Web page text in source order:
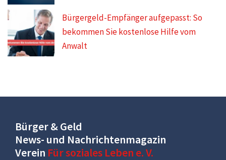
Bürgergeld-Empfänger aufgepasst: So
bekommen Sie kostenlose Hilfe vom
Anwalt
Bürger & Geld
News- und Nachrichtenmagazin
Verein Für soziales Leben e. V.